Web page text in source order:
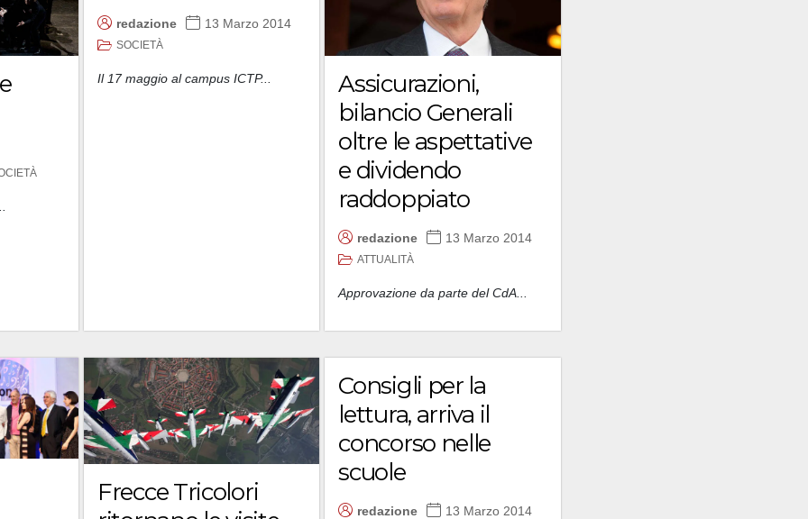
redazione 13 Marzo 2014
SOCIETÀ
Il 17 maggio al campus ICTP...
Assicurazioni,
bilancio Generali
oltre le aspettative
e dividendo
raddoppiato
redazione 13 Marzo 2014
ATTUALITÀ
Approvazione da parte del CdA...
Frecce Tricolori
Consigli per la
lettura, arriva il
concorso nelle
scuole
redazione 13 Marzo 2014